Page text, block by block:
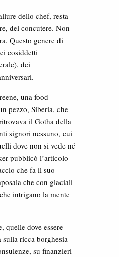
dello chef, resta
del concutere. Non
Questo genere di
cosiddetti
dei
una food
pezzo, Siberia, che
il Gotha della
signori nessuno, cui
dove non si vede né
pubblicò l’articolo –
che fa il suo
che con glaciali
intrigano la mente
quelle dove essere
ricca borghesia
su finanzieri